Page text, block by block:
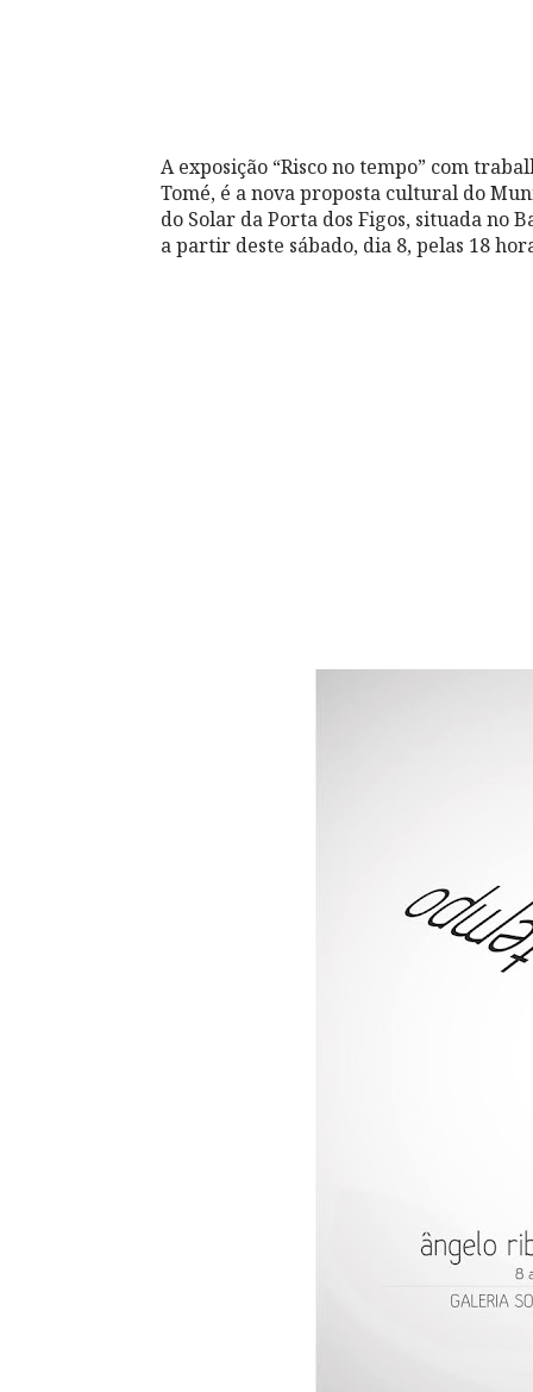
A exposição “Risco no tempo” com
Tomé, é a nova proposta cultural do
do Solar da Porta dos Figos, situada no
a partir deste sábado, dia 8, pelas 18